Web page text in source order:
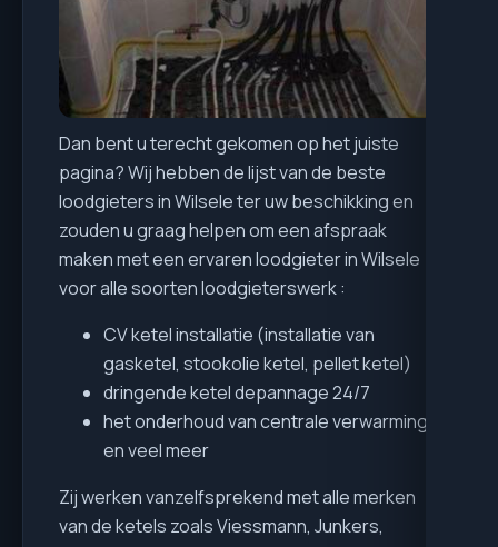
Dan bent u terecht gekomen op het juiste
pagina? Wij hebben de lijst van de beste
loodgieters in Wilsele ter uw beschikking en
zouden u graag helpen om een afspraak
maken met een ervaren loodgieter in Wilsele
voor alle soorten loodgieterswerk :
CV ketel installatie (installatie van
gasketel, stookolie ketel, pellet ketel)
dringende ketel depannage 24/7
het onderhoud van centrale verwarming
en veel meer
Zij werken vanzelfsprekend met alle merken
van de ketels zoals Viessmann, Junkers,